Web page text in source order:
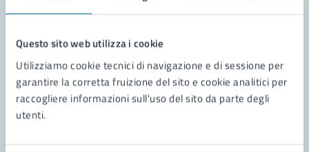
Questo sito web utilizza i cookie
Utilizziamo cookie tecnici di navigazione e di sessione per
garantire la corretta fruizione del sito e cookie analitici per
raccogliere informazioni sull'uso del sito da parte degli
utenti.
Leggi le domande frequenti
Richiedi assistenza
Prenota appuntamento
Problemi in città